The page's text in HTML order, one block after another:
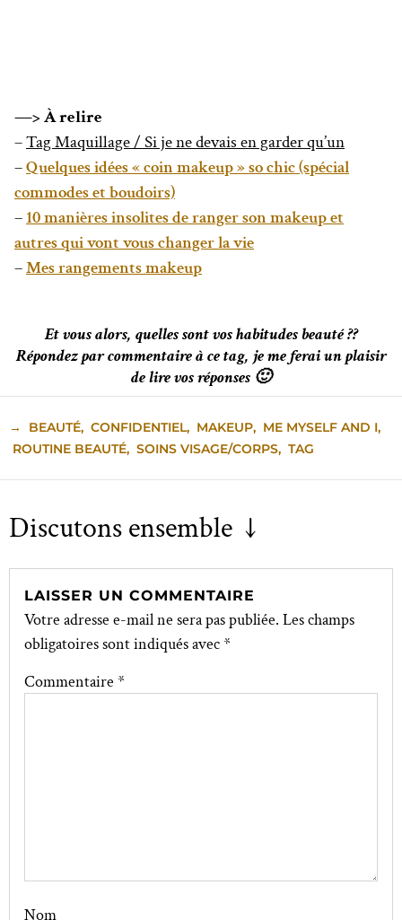
—> À relire
–Tag Maquillage / Si je ne devais en garder qu’un
–Quelques idées « coin makeup » so chic (spécial
commodes et boudoirs)
– 10 manières insolites de ranger son makeup et
autres qui vont vous changer la vie
–Mes rangements makeup
Et vous alors, quelles sont vos habitudes beauté ??
Répondez par commentaire à ce tag, je me ferai un plaisir
de lire vos réponses 🙂
→ BEAUTÉ, CONFIDENTIEL, MAKEUP, ME MYSELF AND I,
ROUTINE BEAUTÉ, SOINS VISAGE/CORPS, TAG
Discutons ensemble ↓
LAISSER UN COMMENTAIRE
Votre adresse e-mail ne sera pas publiée. Les champs
obligatoires sont indiqués avec*
Commentaire *
Nom